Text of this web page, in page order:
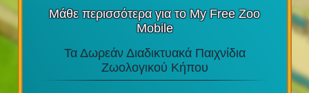
Μάθε περισσότερα για το My Free Zoo
Mobile
Τα Δωρεάν Διαδικτυακά Παιχνίδια
Ζωολογικού Κήπου